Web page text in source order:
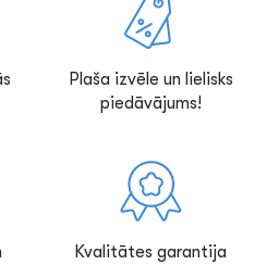
Plaša izvēle un lielisks
piedāvājums!
Kvalitātes garantija